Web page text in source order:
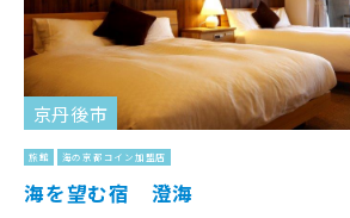
京丹後市
旅館 海の京都コイン加盟店
海を望む宿 澄海